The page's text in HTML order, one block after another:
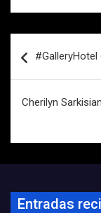
de
‪#‎GalleryHotel
Cherilyn
Entradas